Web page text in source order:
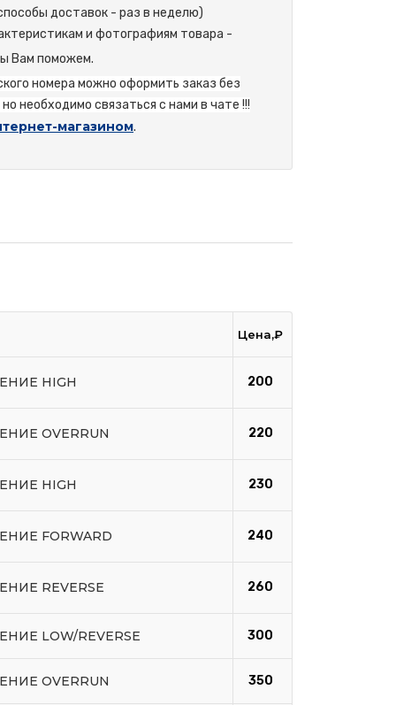
доставок - раз в неделю)
и фотографиям товара -
Вам поможем.
номера можно оформить заказ без
необходимо связаться с нами в чате !!!
магазином.
Цена,₽
HIGH 200
OVERRUN 220
HIGH 230
FORWARD 240
REVERSE 260
LOW/REVERSE 300
OVERRUN 350